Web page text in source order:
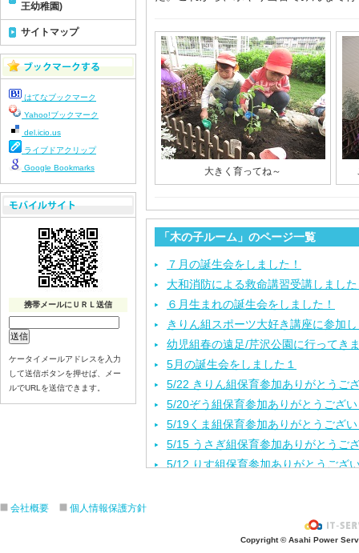
大きく育ってね～
「木の子ルーム」のページ一覧
７月の誕生会をしました！
大和消防による救命講習受講しまし
６月生まれの誕生会をしました！
きりん組スポーツ大好き講座に参加
幼児組春の遠足/芹沢公園に行ってき
5月の誕生会をしました１
5/22 きりん組保育参加ありがとうご
5/20ぞう組保育参加ありがとうござ
5/19くま組保育参加ありがとうござ
5/15 うさぎ組保育参加ありがとうご
5/12 りす組保育参加ありがとうござ
入園進級おめでとうございます！
３月の誕生会をしました。
王幼稚園)
サイトマップ
はてなブックマーク
Yahoo!ブックマーク
del.icio.us
ライブドアクリップ
Google Bookmarks
携帯メールにＵＲＬ送信
ケータイメールアドレスを入力
して送信ボタンを押せば、メー
ルでURLを送信できます。
会社概要 個人情報保護方針
Copyright © Asahi Power